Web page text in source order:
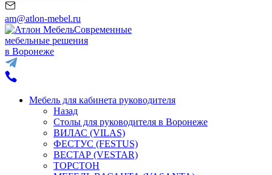
am@atlon-mebel.ru
Современные
мебельные решения
в Воронеже
Мебель для кабинета руководителя
Назад
Столы для руководителя в Воронеже
ВИЛАС (VILAS)
ФЕСТУС (FESTUS)
ВЕСТАР (VESTAR)
ТОРСТОН